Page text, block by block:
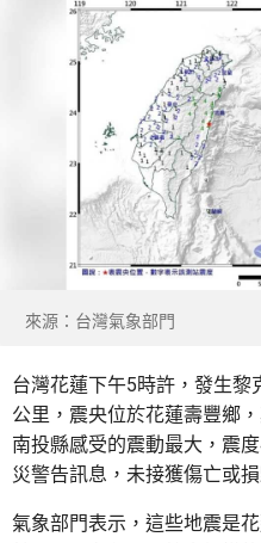
來源：台灣氣象部門
台灣花蓮下午5時許，發生黎
公里，震央位於花蓮壽豐鄉
南投縣感受的震動最大，震
災警告訊息，未接獲傷亡或損
氣象部門表示，這些地震是